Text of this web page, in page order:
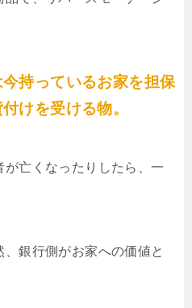
持っているお家を担保
けを受ける物。
亡くなったりしたら、一
銀行側がお家への価値と